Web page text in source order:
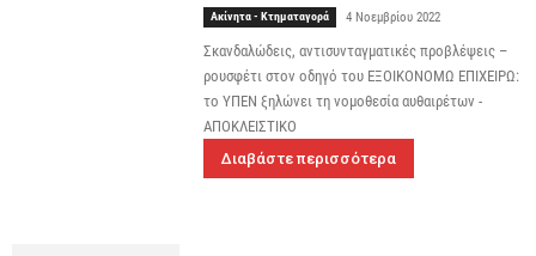
Ακίνητα - Κτηματαγορά 4 Νοεμβρίου 2022
Σκανδαλώδεις, αντισυνταγματικές προβλέψεις –
ρουσφέτι στον οδηγό του ΕΞΟΙΚΟΝΟΜΩ ΕΠΙΧΕΙΡΩ:
το ΥΠΕΝ ξηλώνει τη νομοθεσία αυθαιρέτων -
ΑΠΟΚΛΕΙΣΤΙΚΟ
Διαβάστε περισσότερα